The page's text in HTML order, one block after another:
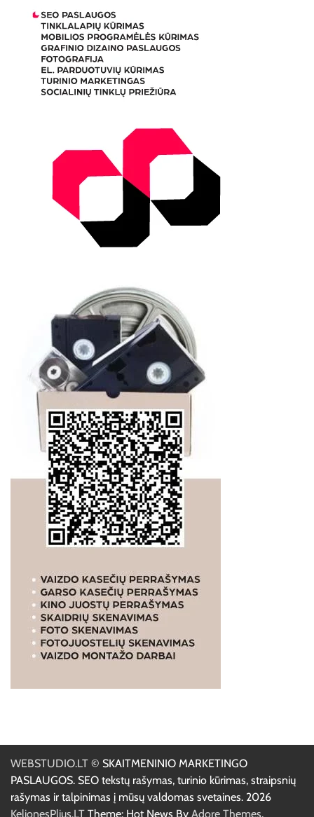
WEBSTUDIO.LT © SKAITMENINIO MARKETINGO
PASLAUGOS. SEO tekstų rašymas, turinio kūrimas, straipsnių
rašymas ir talpinimas į mūsų valdomas svetaines. 2026
KelionesPlius.LT Theme: Hot News By Adore Themes.